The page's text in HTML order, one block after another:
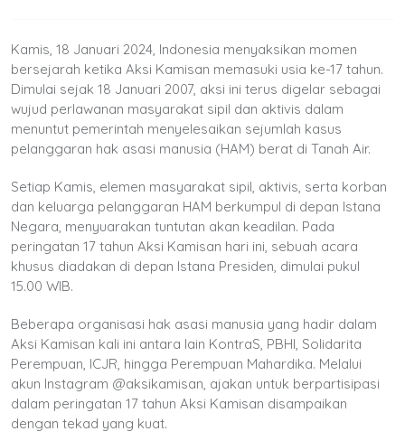
Kamis, 18 Januari 2024, Indonesia menyaksikan momen
bersejarah ketika Aksi Kamisan memasuki usia ke-17 tahun.
Dimulai sejak 18 Januari 2007, aksi ini terus digelar sebagai
wujud perlawanan masyarakat sipil dan aktivis dalam
menuntut pemerintah menyelesaikan sejumlah kasus
pelanggaran hak asasi manusia (HAM) berat di Tanah Air.
Setiap Kamis, elemen masyarakat sipil, aktivis, serta korban
dan keluarga pelanggaran HAM berkumpul di depan Istana
Negara, menyuarakan tuntutan akan keadilan. Pada
peringatan 17 tahun Aksi Kamisan hari ini, sebuah acara
khusus diadakan di depan Istana Presiden, dimulai pukul
15.00 WIB.
Beberapa organisasi hak asasi manusia yang hadir dalam
Aksi Kamisan kali ini antara lain KontraS, PBHI, Solidarita
Perempuan, ICJR, hingga Perempuan Mahardika. Melalui
akun Instagram @aksikamisan, ajakan untuk berpartisipasi
dalam peringatan 17 tahun Aksi Kamisan disampaikan
dengan tekad yang kuat.